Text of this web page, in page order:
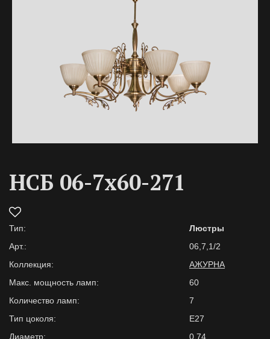
НСБ 06-7х60-271
Тип:
Люстры
Арт.:
06,7,1/2
Коллекция:
АЖУРНА
Макс. мощность ламп:
60
Количество ламп:
7
Тип цоколя:
E27
Диаметр:
0,74